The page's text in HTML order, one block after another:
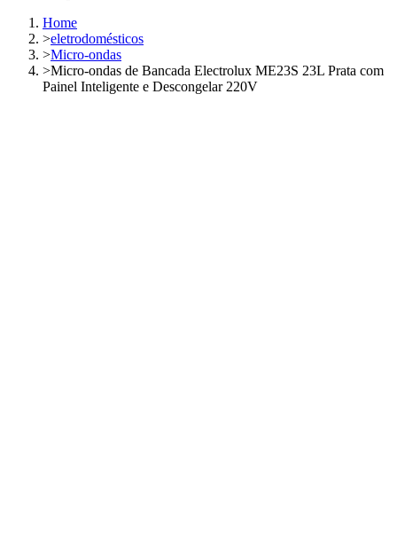
Home
>eletrodomésticos
>Micro-ondas
>Micro-ondas de Bancada Electrolux ME23S 23L Prata com
Painel Inteligente e Descongelar 220V